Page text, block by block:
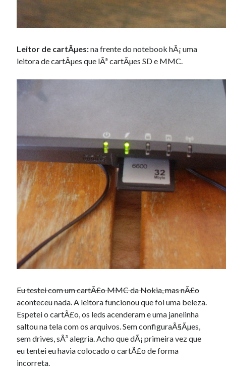
Leitor de cartÃµes:na frente do notebook hÃ¡ uma
leitora de cartÃµes que lÃª cartÃµes SD e MMC.
Eu testei com um cartÃ£o MMC da Nokia, mas nÃ£o
aconteceu nada.A leitora funcionou que foi uma beleza.
Espetei o cartÃ£o, os leds acenderam e uma janelinha
saltou na tela com os arquivos. Sem configuraÃ§Ãµes,
sem drives, sÃ³ alegria. Acho que dÃ¡ primeira vez que
eu tentei eu havia colocado o cartÃ£o de forma
incorreta.